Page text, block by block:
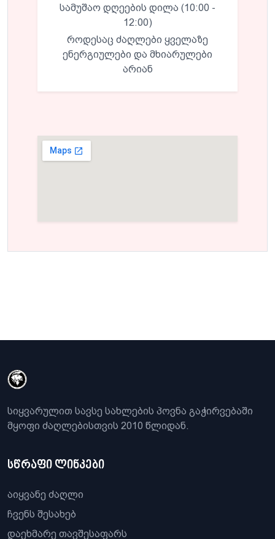
სამუშაო დღეების დილა (10:00 -
12:00)
როდესაც ძაღლები ყველაზე
ენერგიულები და მხიარულები
არიან
სიყვარულით სავსე სახლების პოვნა გაჭირვებაში
მყოფი ძაღლებისთვის 2010 წლიდან.
სწრაფი ლინკები
აიყვანე ძაღლი
ჩვენს შესახებ
დაეხმარე თავშესაფარს